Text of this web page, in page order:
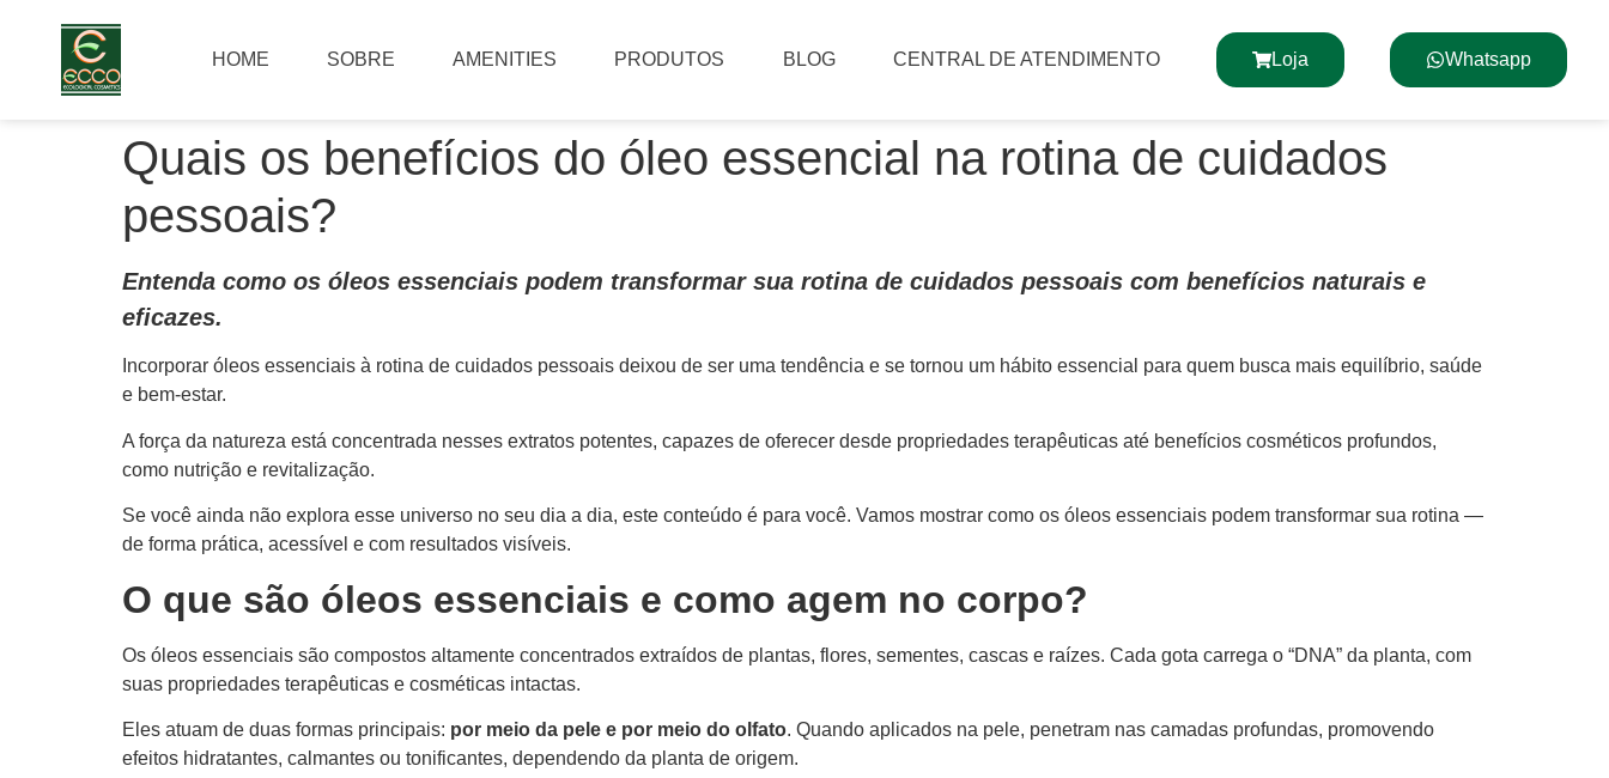
HOME SOBRE AMENITIES PRODUTOS BLOG CENTRAL DE ATENDIMENTO Loja Whatsapp
Quais os benefícios do óleo essencial na rotina de cuidados
pessoais?
Entenda como os óleos essenciais podem transformar sua rotina de cuidados pessoais com benefícios naturais e
eficazes.
Incorporar óleos essenciais à rotina de cuidados pessoais deixou de ser uma tendência e se tornou um hábito essencial para quem busca mais equilíbrio, saúde
e bem-estar.
A força da natureza está concentrada nesses extratos potentes, capazes de oferecer desde propriedades terapêuticas até benefícios cosméticos profundos,
como nutrição e revitalização.
Se você ainda não explora esse universo no seu dia a dia, este conteúdo é para você. Vamos mostrar como os óleos essenciais podem transformar sua rotina —
de forma prática, acessível e com resultados visíveis.
O que são óleos essenciais e como agem no corpo?
Os óleos essenciais são compostos altamente concentrados extraídos de plantas, flores, sementes, cascas e raízes. Cada gota carrega o “DNA” da planta, com
suas propriedades terapêuticas e cosméticas intactas.
Eles atuam de duas formas principais: por meio da pele e por meio do olfato. Quando aplicados na pele, penetram nas camadas profundas, promovendo
efeitos hidratantes, calmantes ou tonificantes, dependendo da planta de origem.